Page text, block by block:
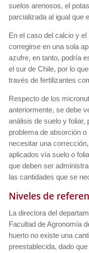
suelos arenosos, el
parcializada al igual que
En el caso del calcio y
corregirse en una sola
azufre, en tanto, podría
el sur de Chile, por lo
través de fertilizantes
Respecto de los
anteriormente, se debe
análisis de suelo y foliar,
problema de absorción
necesitar una
aplicados vía suelo o
que deben ser
las cantidades que se
Niveles de
La directora del
Facultad de Agronomía
huerto no existe una
preestablecida, dado